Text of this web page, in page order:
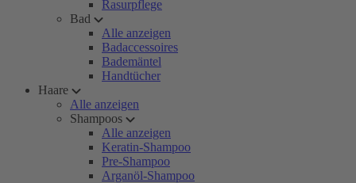
Rasurpflege
Bad
Alle anzeigen
Badaccessoires
Bademäntel
Handtücher
Haare
Alle anzeigen
Shampoos
Alle anzeigen
Keratin-Shampoo
Pre-Shampoo
Arganöl-Shampoo